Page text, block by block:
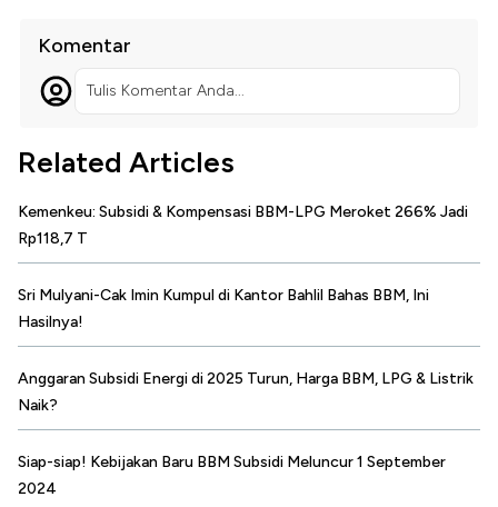
Komentar
Tulis Komentar Anda...
Related Articles
Kemenkeu: Subsidi & Kompensasi BBM-LPG Meroket 266% Jadi
Rp118,7 T
Sri Mulyani-Cak Imin Kumpul di Kantor Bahlil Bahas BBM, Ini
Hasilnya!
Anggaran Subsidi Energi di 2025 Turun, Harga BBM, LPG & Listrik
Naik?
Siap-siap! Kebijakan Baru BBM Subsidi Meluncur 1 September
2024